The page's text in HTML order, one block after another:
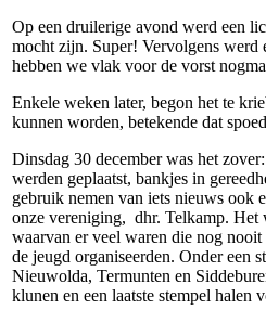
Op een druilerige avond werd een
mocht zijn. Super! Vervolgens werd
hebben we vlak voor de vorst
Enkele weken later, begon het te
kunnen worden, betekende dat
Dinsdag 30 december was het
werden geplaatst, bankjes in
gebruik nemen van iets nieuws ook
onze vereniging, dhr. Telkamp. Het
waarvan er veel waren die nog nooit
de jeugd organiseerden. Onder een
Nieuwolda, Termunten en
klunen en een laatste stempel halen